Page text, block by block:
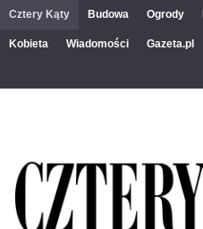
Cztery Kąty Budowa Ogrody
Kobieta Wiadomości Gazeta.pl